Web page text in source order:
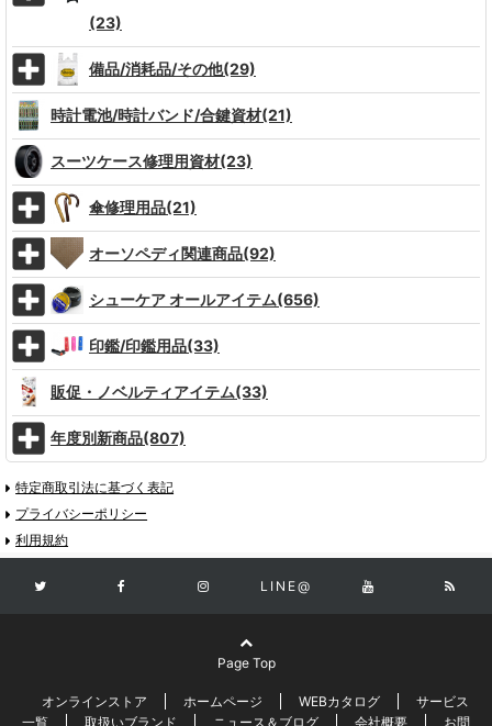
(23)
備品/消耗品/その他(29)
時計電池/時計バンド/合鍵資材(21)
スーツケース修理用資材(23)
傘修理用品(21)
オーソペディ関連商品(92)
シューケア オールアイテム(656)
印鑑/印鑑用品(33)
販促・ノベルティアイテム(33)
年度別新商品(807)
特定商取引法に基づく表記
プライバシーポリシー
利用規約
LINE@
Page Top
オンラインストア ホームページ WEBカタログ
サービス
一覧
取扱いブランド ニュース＆ブログ 会社概要 お問